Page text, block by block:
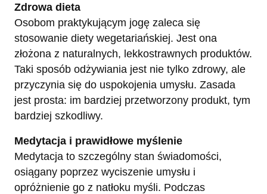
Zdrowa dieta
Osobom praktykującym jogę zaleca się
stosowanie diety wegetariańskiej. Jest ona
złożona z naturalnych, lekkostrawnych produktów.
Taki sposób odżywiania jest nie tylko zdrowy, ale
przyczynia się do uspokojenia umysłu. Zasada
jest prosta: im bardziej przetworzony produkt, tym
bardziej szkodliwy.
Medytacja i prawidłowe myślenie
Medytacja to szczególny stan świadomości,
osiągany poprzez wyciszenie umysłu i
opróżnienie go z natłoku myśli. Podczas